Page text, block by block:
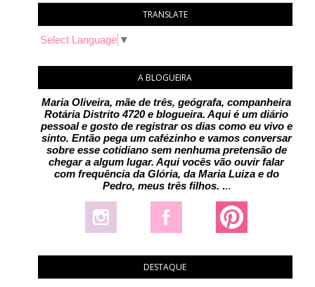
TRANSLATE
Select Language ▼
A BLOGUEIRA
Maria Oliveira, mãe de três, geógrafa, companheira
Rotária Distrito 4720 e blogueira. Aqui é um diário
pessoal e gosto de registrar os dias como eu vivo e
sinto. Então pega um cafézinho e vamos conversar
sobre esse cotidiano sem nenhuma pretensão de
chegar a algum lugar. Aqui vocês vão ouvir falar
com frequência da Glória, da Maria Luiza e do
Pedro, meus três filhos. ...
DESTAQUE